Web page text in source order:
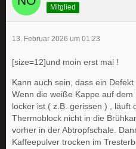
Mitglied
13. Februar 2026 um 01:23
[size=12]und moin erst mal !
Kann auch sein, dass ein
Wenn die weiße Kappe auf
locker ist ( z.B. gerissen ) , läuft
Thermoblock nicht in die
vorher in der Abtropfschale.
Kaffeepulver trocken im